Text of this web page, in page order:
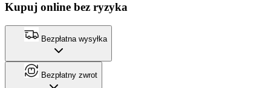
Kupuj online bez ryzyka
Bezpłatna wysyłka
Bezpłatny zwrot